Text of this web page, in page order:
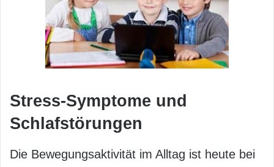
Stress-Symptome und
Schlafstörungen
Die Bewegungsaktivität im Alltag ist heute bei